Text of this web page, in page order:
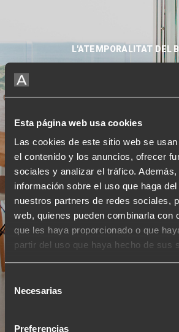
Esta página web usa cookies
Las cookies de este sitio web se
el contenido y los anuncios, ofrecer
sociales y analizar el tráfico.
información sobre el uso que haga
nuestros partners de redes sociales,
web, quienes pueden combinarla con
que les haya proporcionado o que
partir del uso que haya hecho de sus
Selección
Necesarias
Preferencias
L'ATEMPORALITAT DEL